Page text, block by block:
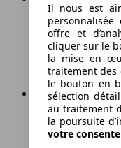
99 g/km
Émissions de
Ø 4.3 l/100km
Consommation
Il nous est
offre et
cliquer sur le
la mise en
traitement des
le bouton en
sélection
au traitement
la poursuite
votre